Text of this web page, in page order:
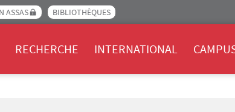
ASSAS BIBLIOTHÈQUES
RECHERCHE INTERNATIONAL